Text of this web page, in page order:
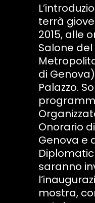
terrà
2015, alle
Salone
di
Palazzo.
Onorario
Genova e
saranno
mostra,